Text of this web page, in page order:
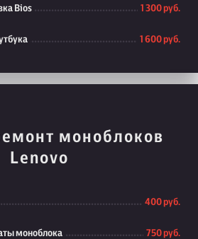
Bios 1 300 руб.
1 600 руб.
моноблоков
Lenovo
400 руб.
моноблока 750 руб.